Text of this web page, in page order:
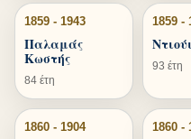
1859 - 1943
Παλαμάς
Κωστής
84 έτη
1859 -
93 έτη
1860 - 1904 1860 -